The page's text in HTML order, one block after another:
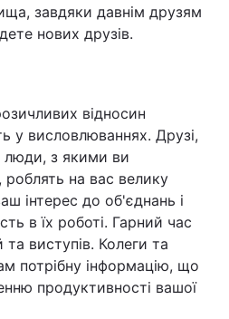
завдяки давнім друзям
нових друзів.
відносин
у висловлюваннях. Друзі,
люди, з якими ви
роблять на вас велику
інтерес до об'єднань і
в їх роботі. Гарний час
та виступів. Колеги та
потрібну інформацію, що
продуктивності вашої